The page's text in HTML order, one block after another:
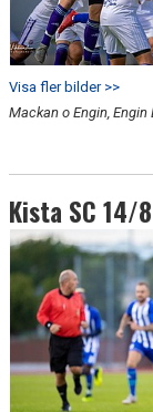
Visa fler bilder >>
Mackan o Engin,
Kista SC 14/8